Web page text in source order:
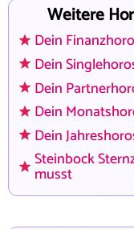
Weitere
Dein
Dein
Dein
Dein
Dein
Steinbock
musst